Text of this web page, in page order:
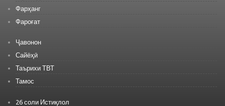
Фарҳанг
Фароғат
Ҷавонон
Сайёҳӣ
Таърихи ТВТ
Тамос
26 соли Истиқлол